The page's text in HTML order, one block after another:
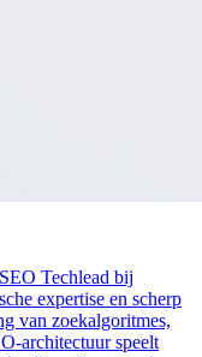
Techlead bij
expertise en scherp
van zoekalgoritmes,
architectuur speelt